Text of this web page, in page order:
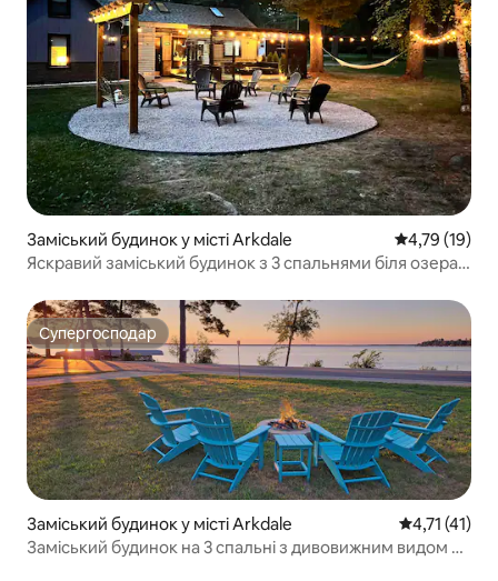
Заміський будинок у місті Arkdale Середня
4,79 (19)
Яскравий заміський будинок з 3 спальнями біля озера
Супергосподар
Супергосподар
Заміський будинок у місті Arkdale Середня
4,71 (41)
Заміський будинок на 3 спальні з дивовижним видом на